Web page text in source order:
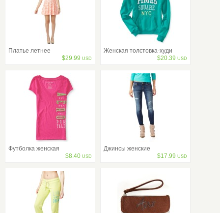
Платье летнее
$29.99 USD
Женская толстовка-худи
$20.39 USD
Футболка женская
$8.40 USD
Джинсы женские
$17.99 USD